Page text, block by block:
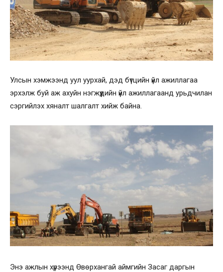
Улсын хэмжээнд уул уурхай, дэд бүтцийн үйл ажиллагаа
эрхэлж буй аж ахуйн нэгжүүдийн үйл ажиллагаанд урьдчилан
сэргийлэх хяналт шалгалт хийж байна.
Энэ ажлын хүрээнд Өвөрхангай аймгийн Засаг даргын